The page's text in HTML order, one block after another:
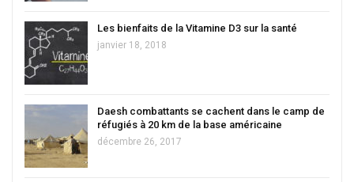
Les bienfaits de la Vitamine D3 sur la santé
janvier 18, 2018
Daesh combattants se cachent dans le camp de
réfugiés à 20 km de la base américaine
décembre 26, 2017